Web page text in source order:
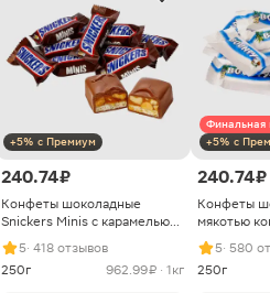
+5% с Премиум
240.74 ₽
Конфеты шоколадные
Snickers Minis с карамелью
арахисом и нугой
5· 418 отзывов
250г
962.99 ₽ · 1кг
Финальная
+5% с
240.74 ₽
Конфеты
мякотью
5· 580
250г